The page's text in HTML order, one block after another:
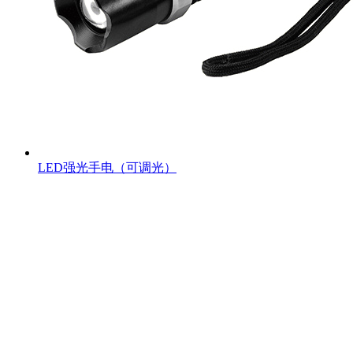
LED强光手电（可调光）